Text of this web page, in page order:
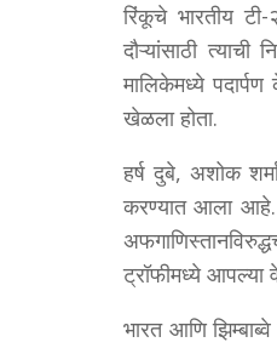
रिंकूचे भारतीय
दौऱ्यांसाठी
मालिकेमध्ये
खेळला होता.
हर्ष दुबे, अशोक
करण्यात आला आहे.
ट्रॉफीमध्ये आपल्या
भारत आणि